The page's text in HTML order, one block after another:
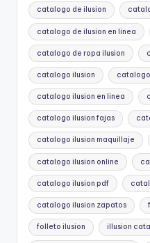
catalogo de ilusion
catalogo de ilusion en linea
catalogo de ropa ilusion
catalogo ilusion
catalogo ilusion en linea
catalogo ilusion fajas
catalogo ilusion maquillaje
catalogo ilusion online
catalogo ilusion pdf
catalogo ilusion zapatos
folleto ilusion illusion